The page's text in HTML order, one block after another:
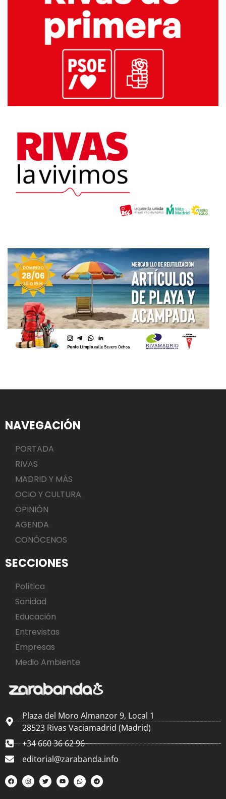
NAVEGACIÓN
PORTADA
RIVAS
MADRID Y MÁS
OCIO Y CULTURA
OPINIÓN
AGENDA
CONÓCENOS
SECCIONES
Política
Sanidad
Educación
Entrevistas
Empresas
Medio Ambiente
Plaza del Moro Almanzor 9, Local 1
28523 Rivas Vaciamadrid (Madrid)
+34 660 36 62 96
editorial@zarabanda.info